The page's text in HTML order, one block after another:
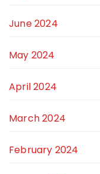
June 2024
May 2024
April 2024
March 2024
February 2024